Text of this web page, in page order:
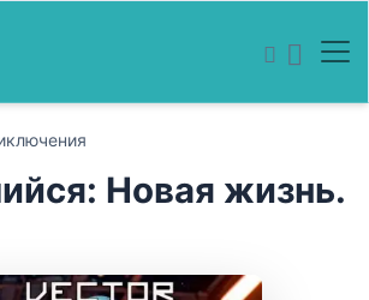
Новая жизнь.